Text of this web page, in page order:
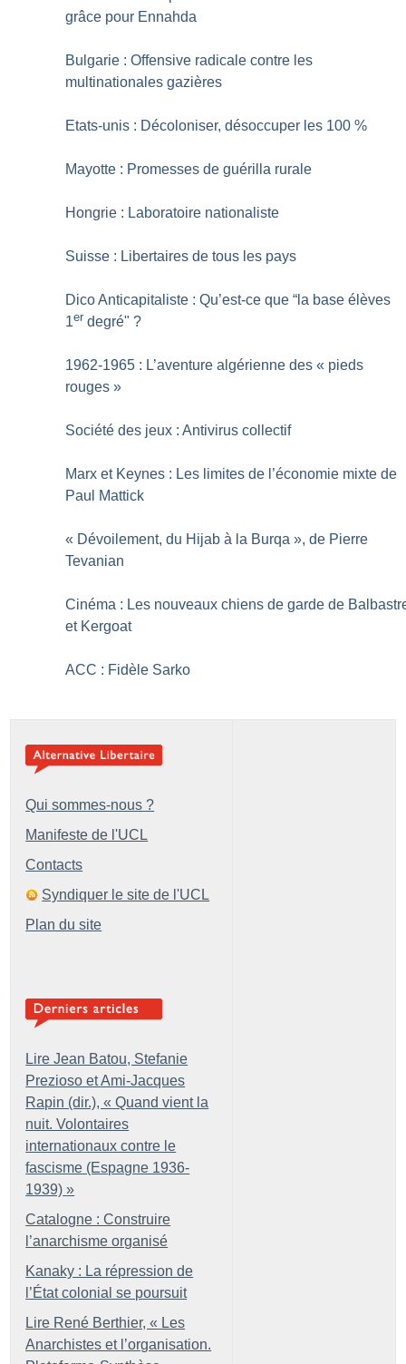
grâce pour Ennahda
Bulgarie : Offensive radicale contre les
multinationales gazières
Etats-unis : Décoloniser, désoccuper les 100 %
Mayotte : Promesses de guérilla rurale
Hongrie : Laboratoire nationaliste
Suisse : Libertaires de tous les pays
Dico Anticapitaliste : Qu’est-ce que “la base élèves
1er degré" ?
1962-1965 : L’aventure algérienne des « pieds
rouges »
Société des jeux : Antivirus collectif
Marx et Keynes : Les limites de l’économie mixte de
Paul Mattick
« Dévoilement, du Hijab à la Burqa », de Pierre
Tevanian
Cinéma : Les nouveaux chiens de garde de
et Kergoat
ACC : Fidèle Sarko
Qui sommes-nous ?
Manifeste de l'UCL
Contacts
Syndiquer le site de l'UCL
Plan du site
Lire Jean Batou, Stefanie
Prezioso et Ami-Jacques
Rapin (dir.), « Quand vient la
nuit. Volontaires
internationaux contre le
fascisme (Espagne 1936-
1939) »
Catalogne : Construire
l’anarchisme organisé
Kanaky : La répression de
l’État colonial se poursuit
Lire René Berthier, « Les
Anarchistes et l’organisation.